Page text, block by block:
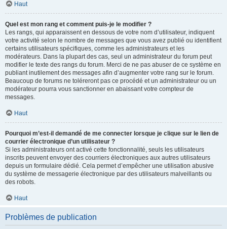
Haut
Quel est mon rang et comment puis-je le modifier ?
Les rangs, qui apparaissent en dessous de votre nom d’utilisateur, indiquent
votre activité selon le nombre de messages que vous avez publié ou identifient
certains utilisateurs spécifiques, comme les administrateurs et les
modérateurs. Dans la plupart des cas, seul un administrateur du forum peut
modifier le texte des rangs du forum. Merci de ne pas abuser de ce système en
publiant inutilement des messages afin d’augmenter votre rang sur le forum.
Beaucoup de forums ne toléreront pas ce procédé et un administrateur ou un
modérateur pourra vous sanctionner en abaissant votre compteur de
messages.
Haut
Pourquoi m’est-il demandé de me connecter lorsque je clique sur le lien de
courrier électronique d’un utilisateur ?
Si les administrateurs ont activé cette fonctionnalité, seuls les utilisateurs
inscrits peuvent envoyer des courriers électroniques aux autres utilisateurs
depuis un formulaire dédié. Cela permet d’empêcher une utilisation abusive
du système de messagerie électronique par des utilisateurs malveillants ou
des robots.
Haut
Problèmes de publication